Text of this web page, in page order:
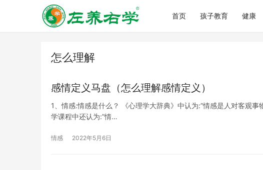
首页 孩子教育 健康
怎么理解
感情定义马盘（怎么理解感情定义）
1、情感:情感是什么？ 《心理学大辞典》中认为:”情感是人对客观
学课程中还认为:”情…
情感 2022年5月6日